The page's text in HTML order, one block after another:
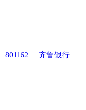
801162 齐鲁银行